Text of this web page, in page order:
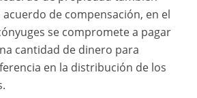
de compensación, en el
se compromete a pagar
cantidad de dinero para
en la distribución de los